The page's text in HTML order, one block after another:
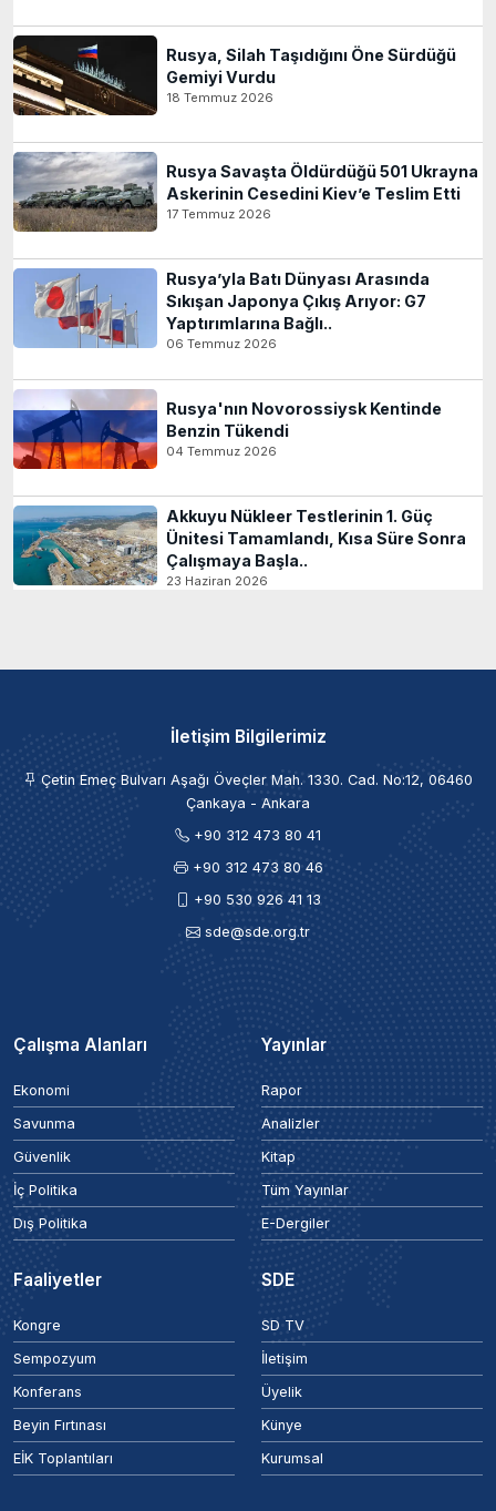
Rusya, Silah Taşıdığını Öne Sürdüğü
Gemiyi Vurdu
18 Temmuz 2026
Rusya Savaşta Öldürdüğü 501 Ukrayna
Askerinin Cesedini Kiev’e Teslim Etti
17 Temmuz 2026
Rusya’yla Batı Dünyası Arasında
Sıkışan Japonya Çıkış Arıyor: G7
Yaptırımlarına Bağlı..
06 Temmuz 2026
Rusya'nın Novorossiysk Kentinde
Benzin Tükendi
04 Temmuz 2026
Akkuyu Nükleer Testlerinin 1. Güç
Ünitesi Tamamlandı, Kısa Süre Sonra
Çalışmaya Başla..
23 Haziran 2026
İletişim Bilgilerimiz
Çetin Emeç Bulvarı Aşağı Öveçler Mah. 1330. Cad. No:12, 06460
Çankaya - Ankara
+90 312 473 80 41
+90 312 473 80 46
+90 530 926 41 13
sde@sde.org.tr
Çalışma Alanları
Ekonomi
Savunma
Güvenlik
İç Politika
Dış Politika
Yayınlar
Rapor
Analizler
Kitap
Tüm Yayınlar
E-Dergiler
Faaliyetler
Kongre
Sempozyum
Konferans
Beyin Fırtınası
EİK Toplantıları
SDE
SD TV
İletişim
Üyelik
Künye
Kurumsal